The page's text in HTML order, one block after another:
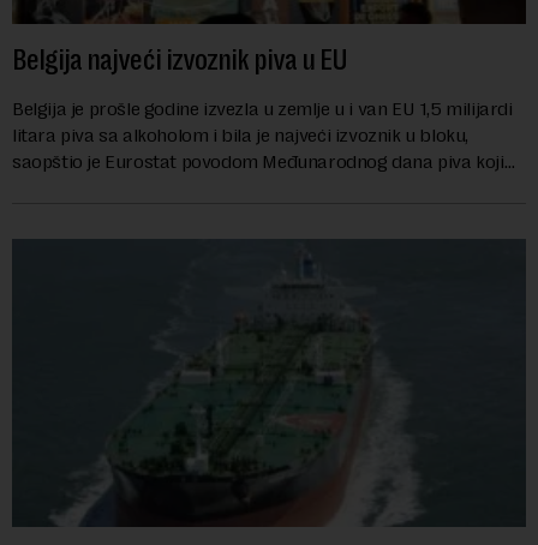
Belgija najveći izvoznik piva u EU
Belgija je prošle godine izvezla u zemlje u i van EU 1,5 milijardi
litara piva sa alkoholom i bila je najveći izvoznik u bloku,
saopštio je Eurostat povodom Međunarodnog dana piva koji